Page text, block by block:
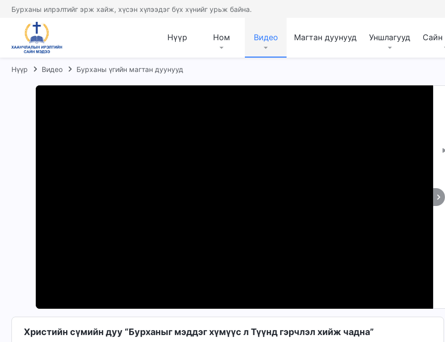
Бурханы илрэлтийг эрж хайж, хүсэн хүлээдэг бүх хүнийг урьж байна.
Нүүр Ном Видео Магтан дуунууд Уншлагууд Сайн
Нүүр Видео Бурханы үгийн магтан дуунууд
Христийн сүмийн дуу “Бурханыг мэддэг хүмүүс л Түүнд гэрчлэл хийж чадна”